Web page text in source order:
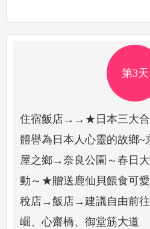
第3天
住宿飯店→→★日本三大合
體譽為日本人心靈的故鄉~
屋之鄉→奈良公園～春日
動～★贈送鹿仙貝餵食可
稅店→飯店→建議自由前往
崛、心齋橋、御堂筋大道